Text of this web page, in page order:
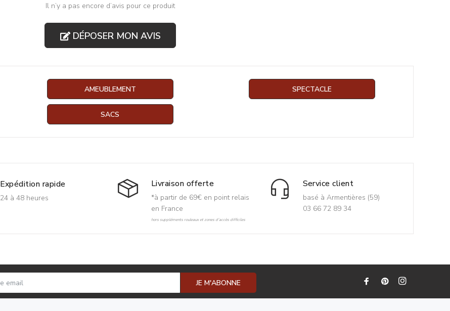
Il n’y a pas encore d’avis pour ce produit
DÉPOSER MON AVIS
AMEUBLEMENT SPECTACLE
SACS
Expédition rapide
24 à 48 heures
Livraison offerte
*à partir de 69€ en point relais
en France
hors suppléments rouleaux et zones d'accès difficiles
Service client
basé à Armentières (59)
03 66 72 89 34
JE M'ABONNE